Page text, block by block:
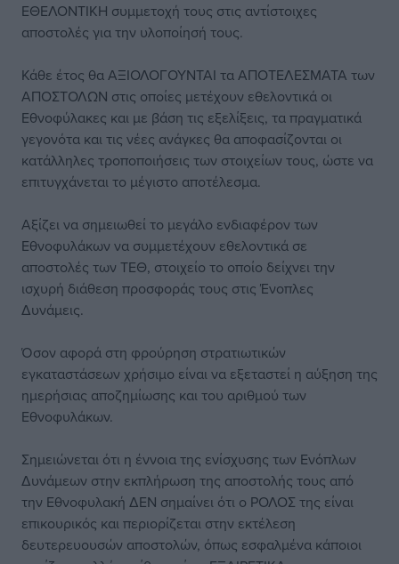
ΕΘΕΛΟΝΤΙΚΗ συμμετοχή τους στις αντίστοιχες
αποστολές για την υλοποίησή τους.
Κάθε έτος θα ΑΞΙΟΛΟΓΟΥΝΤΑΙ τα ΑΠΟΤΕΛΕΣΜΑΤΑ των
ΑΠΟΣΤΟΛΩΝ στις οποίες μετέχουν εθελοντικά οι
Εθνοφύλακες και με βάση τις εξελίξεις, τα πραγματικά
γεγονότα και τις νέες ανάγκες θα αποφασίζονται οι
κατάλληλες τροποποιήσεις των στοιχείων τους, ώστε να
επιτυγχάνεται το μέγιστο αποτέλεσμα.
Αξίζει να σημειωθεί το μεγάλο ενδιαφέρον των
Εθνοφυλάκων να συμμετέχουν εθελοντικά σε
αποστολές των ΤΕΘ, στοιχείο το οποίο δείχνει την
ισχυρή διάθεση προσφοράς τους στις Ένοπλες
Δυνάμεις.
Όσον αφορά στη φρούρηση στρατιωτικών
εγκαταστάσεων χρήσιμο είναι να εξεταστεί η αύξηση της
ημερήσιας αποζημίωσης και του αριθμού των
Εθνοφυλάκων.
Σημειώνεται ότι η έννοια της ενίσχυσης των Ενόπλων
Δυνάμεων στην εκπλήρωση της αποστολής τους από
την Εθνοφυλακή ΔΕΝ σημαίνει ότι ο ΡΟΛΟΣ της είναι
επικουρικός και περιορίζεται στην εκτέλεση
δευτερευουσών αποστολών, όπως εσφαλμένα κάποιοι